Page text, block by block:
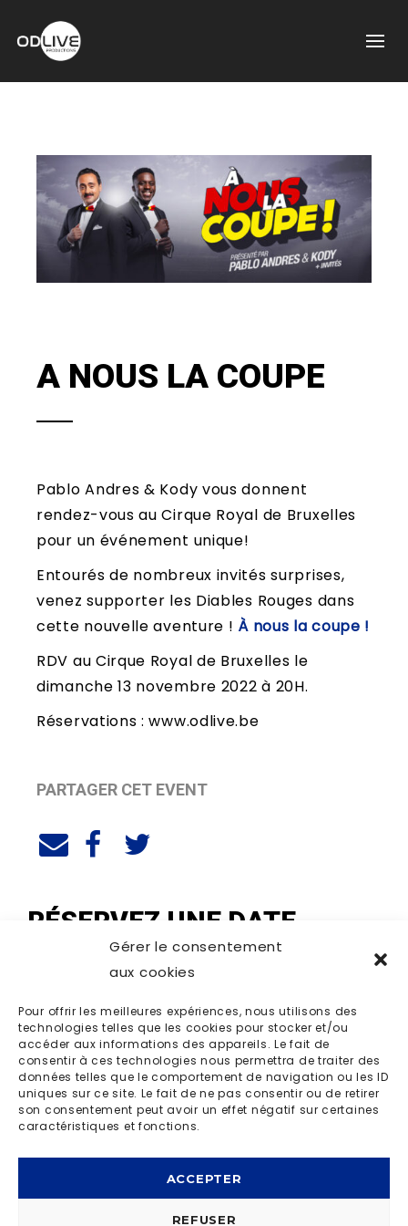
Gérer le consentement
aux cookies
Pour offrir les meilleures expériences, nous utilisons des
technologies telles que les cookies pour stocker et/ou
accéder aux informations des appareils. Le fait de
consentir à ces technologies nous permettra de traiter des
données telles que le comportement de navigation ou les ID
uniques sur ce site. Le fait de ne pas consentir ou de retirer
son consentement peut avoir un effet négatif sur certaines
caractéristiques et fonctions.
ACCEPTER
REFUSER
A NOUS LA COUPE
Pablo Andres & Kody vous donnent
rendez-vous au Cirque Royal de Bruxelles
pour un événement unique!
Entourés de nombreux invités surprises,
venez supporter les Diables Rouges dans
cette nouvelle aventure ! À nous la coupe !
RDV au Cirque Royal de Bruxelles le
dimanche 13 novembre 2022 à 20H.
Réservations : www.odlive.be
PARTAGER CET EVENT
RÉSERVEZ UNE DATE